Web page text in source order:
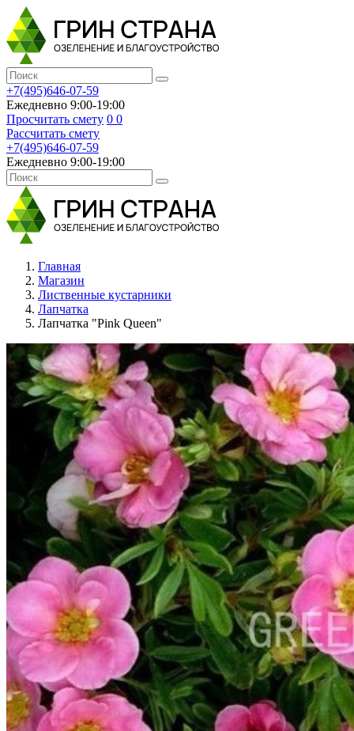
+7(495)646-07-59
Ежедневно 9:00-19:00
Просчитать смету 0 0
Рассчитать смету
+7(495)646-07-59
Ежедневно 9:00-19:00
Главная
Магазин
Лиственные кустарники
Лапчатка
Лапчатка "Pink Queen"